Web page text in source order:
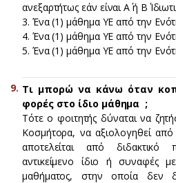
ανεξαρτήτως εάν είναι Α΄ ή Β΄
3. Ένα (1) μάθημα ΥΕ από την
4. Ένα (1) μάθημα ΥΕ από την
5. Ένα (1) μάθημα ΥΕ από την
Τι μπορώ να κάνω όταν
φορές στο ίδιο μάθημα ;
Tότε ο φοιτητής δύναται να
Κοσμήτορα, να αξιολογηθεί
αποτελείται από
αντικείμενο ίδιο ή συναφές
μαθήματος, στην οποία δεν